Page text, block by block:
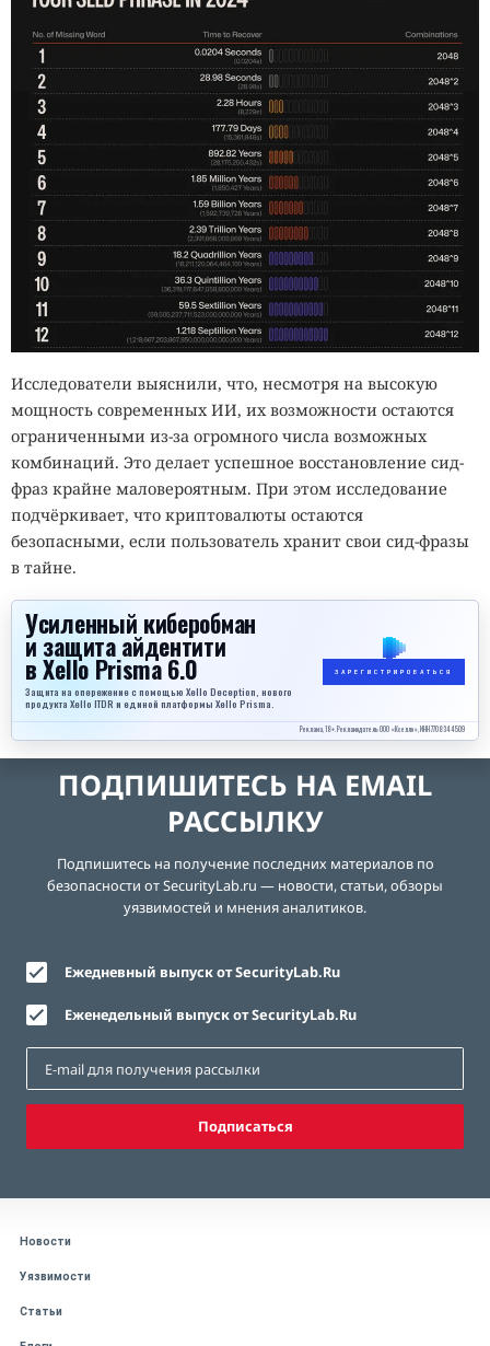
Исследователи выяснили, что, несмотря на высокую
мощность современных ИИ, их возможности остаются
ограниченными из-за огромного числа возможных
комбинаций. Это делает успешное восстановление сид-
фраз крайне маловероятным. При этом исследование
подчёркивает, что криптовалюты остаются
безопасными, если пользователь хранит свои сид-фразы
в тайне.
Усиленный киберобман
и защита айдентити
в Xello Prisma 6.0
Защита на опережение с помощью Xello Deception, нового
продукта Xello ITDR и единой платформы Xello Prisma.
ЗАРЕГИСТРИРОВАТЬСЯ
Реклама, 18+. Рекламодатель ООО «Кселло», ИНН 7708344509
ПОДПИШИТЕСЬ НА EMAIL
РАССЫЛКУ
Подпишитесь на получение последних материалов по
безопасности от SecurityLab.ru — новости, статьи, обзоры
уязвимостей и мнения аналитиков.
Ежедневный выпуск от SecurityLab.Ru
Еженедельный выпуск от SecurityLab.Ru
Подписаться
Новости
Уязвимости
Статьи